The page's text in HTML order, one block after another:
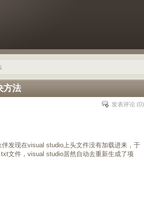
方法
发表评论 (0)
发现在visual studio上头文件没有加载进来，于
文件，visual studio居然自动去重新生成了项